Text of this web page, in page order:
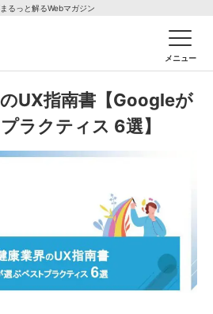
るっと解るWebマガジン
メニュー
UX指南書【Googleが
ラクティス 6選】